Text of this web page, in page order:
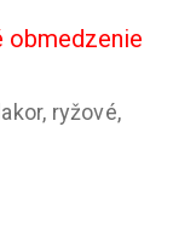
obmedzenie
ryžové,